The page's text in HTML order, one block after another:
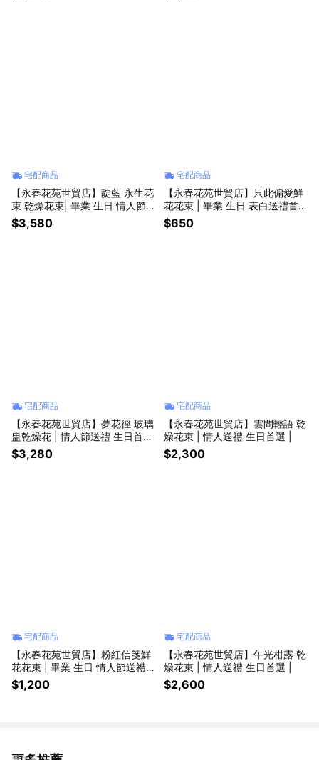
宅配商品
【永春花苑世貿店】靛藍 永生花
束 乾燥花束| 畢業 生日 情人節
送禮首選 |
$3,580
宅配商品
【永春花苑世貿店】只此偏愛鮮
花花束 | 畢業 生日 表白送禮首
選 |
$650
宅配商品
【永春花苑世貿店】夢花徑 玻璃
盅乾燥花 | 情人節送禮 生日首選
|
$3,280
宅配商品
【永春花苑世貿店】雲間輕語 乾
燥花束 | 情人送禮 生日首選 |
$2,300
宅配商品
【永春花苑世貿店】粉紅信箋鮮
花花束 | 畢業 生日 情人節送禮
首選 |
$1,200
宅配商品
【永春花苑世貿店】午光柑露 乾
燥花束 | 情人送禮 生日首選 |
$2,600